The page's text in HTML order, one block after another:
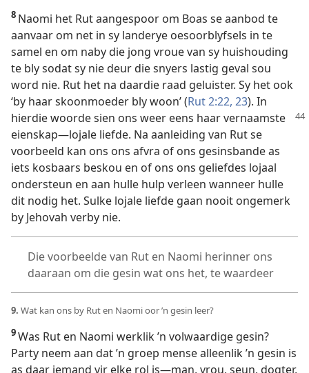
8 Naomi het Rut aangespoor om Boas se aanbod te
aanvaar om net in sy landerye oesoorblyfsels in te
samel en om naby die jong vroue van sy huishouding
te bly sodat sy nie deur die snyers lastig geval sou
word nie. Rut het na daardie raad geluister. Sy het ook
‘by haar skoonmoeder bly woon’ (Rut 2:22, 23). In
hierdie woordesien ons weer eens haar vernaamste
eienskap—lojale liefde. Na aanleiding van Rut se
voorbeeld kan ons ons afvra of ons gesinsbande as
iets kosbaars beskou en of ons ons geliefdes lojaal
ondersteun en aan hulle hulp verleen wanneer hulle
dit nodig het. Sulke lojale liefde gaan nooit ongemerk
by Jehovah verby nie.
Die voorbeelde van Rut en Naomi herinner ons
daaraan om die gesin wat ons het, te waardeer
9. Wat kan ons by Rut en Naomi oor ’n gesin leer?
9Was Rut en Naomi werklik ’n volwaardige gesin?
Party neem aan dat ’n groep mense alleenlik ’n gesin is
as daar iemand vir elke rol is—man, vrou, seun, dogter,